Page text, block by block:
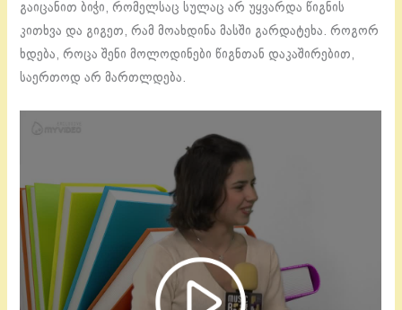
გაიცანით ბიჭი, რომელსაც სულაც არ უყვარდა წიგნის
კითხვა და გიგეთ, რამ მოახდინა მასში გარდატეხა. როგორ
ხდება, როცა შენი მოლოდინები წიგნთან დაკაშირებით,
საერთოდ არ მართლდება.